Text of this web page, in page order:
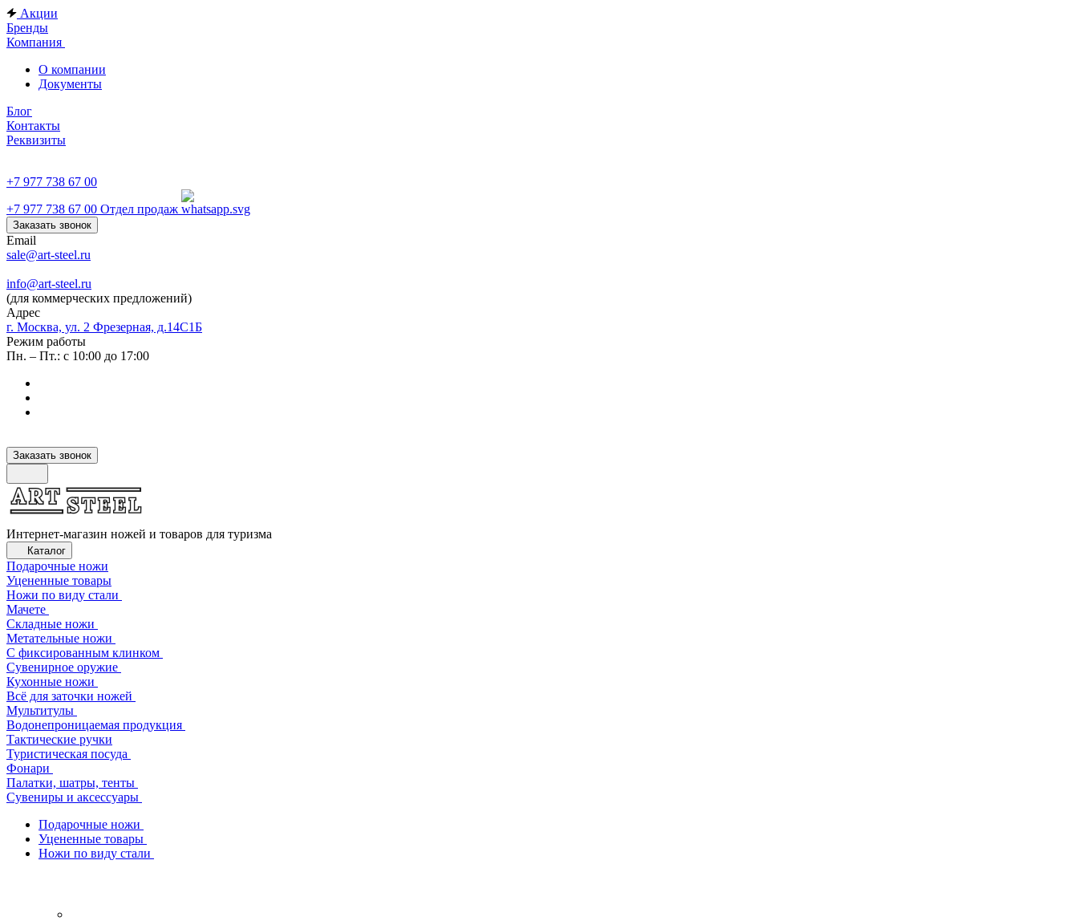
Акции
Бренды
Компания
О компании
Документы
Блог
Контакты
Реквизиты
+7 977 738 67 00
+7 977 738 67 00 Отдел продаж
Заказать звонок
Email
sale@art-steel.ru
info@art-steel.ru
(для коммерческих предложений)
Адрес
г. Москва, ул. 2 Фрезерная, д.14С1Б
Режим работы
Пн. – Пт.: с 10:00 до 17:00
Заказать звонок
Интернет-магазин ножей и товаров для туризма
Каталог
Подарочные ножи
Уцененные товары
Ножи по виду стали
Мачете
Складные ножи
Метательные ножи
С фиксированным клинком
Сувенирное оружие
Кухонные ножи
Всё для заточки ножей
Мультитулы
Водонепроницаемая продукция
Тактические ручки
Туристическая посуда
Фонари
Палатки, шатры, тенты
Сувениры и аксессуары
Подарочные ножи
Уцененные товары
Ножи по виду стали